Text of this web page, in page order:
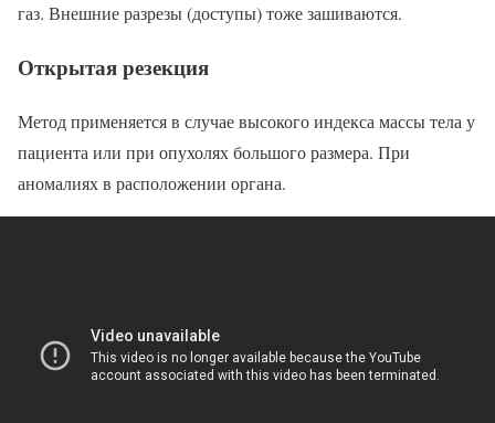
газ. Внешние разрезы (доступы) тоже зашиваются.
Открытая резекция
Метод применяется в случае высокого индекса массы тела у
пациента или при опухолях большого размера. При
аномалиях в расположении органа.